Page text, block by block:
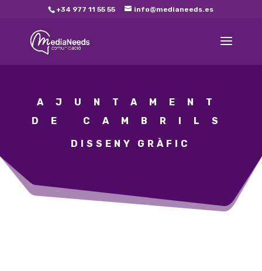
+34 977 11 55 55 info@medianeeds.es
AJUNTAMENT
DE CAMBRILS
DISSENY GRÀFIC